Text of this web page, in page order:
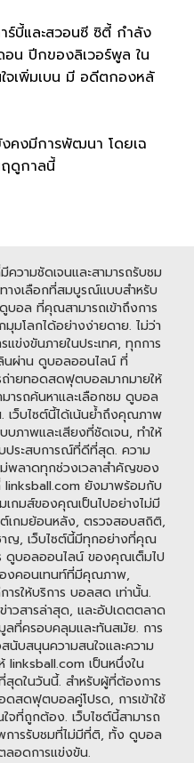
บี้และสวอนซี ซิตี้ กำลัง
น ปีกของลิเวอร์พูล ใน
จเพิ่มเบน มี อดีตกองหลั
งมีการพัฒนา โดยเฉ
ฤดูกาลนี้
ามชัดเจนและสามารถรับชม
างเลือกที่สมบูรณ์แบบสำหรับ
อล ที่คุณสามารถเข้าถึงการ
โลกได้อย่างง่ายดาย. ไม่ว่า
แข่งขันภายในประเทศ, ทุกการ
นผ่าน ดูบอลออนไลน์ ที่
ถ่ายทอดสดฟุตบอลมากมายให้
รถค้นหาและเลือกชม ดูบอล
ว็บไซต์นี้ได้เน้นย้ำถึงคุณภาพ
ภาพและเสียงที่ชัดเจน, ทำให้
ระสบการณ์ที่ดีที่สุด. ความ
พลาดทุกช่วงเวลาสำคัญของ
ยังมาพร้อมกับ
กมส์ของคุณเป็นไปอย่างไม่มี
เกมย้อนหลัง, ตรวจสอบสถิติ,
าญ, เว็บไซต์นี้มีทุกอย่างที่คุณ
ดูบอลออนไลน์ ของคุณเต็มไป
งคอนเทนท์ที่มีคุณภาพ,
รให้บริการ บอลสด เท่านั้น.
าวสารล่าสุด, และอัปเดตตลาด
ลที่ครอบคลุมและทันสมัย. การ
นับสนุนความสนใจและความ
เป็นหนึ่งใน
ในวันนี้. สำหรับผู้ที่ต้องการ
ดสดฟุตบอลคู่โปรด, การเข้าใช้
จที่ถูกต้อง. เว็บไซต์นี้สามารถ
การรับชมที่ไม่มีที่ติ, ทั้ง ดูบอล
อดการแข่งขัน.